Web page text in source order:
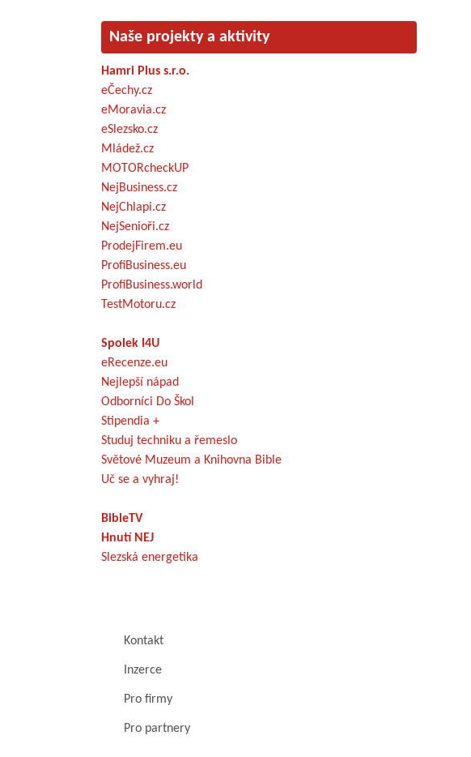
Naše projekty a aktivity
Hamri Plus s.r.o.
eČechy.cz
eMoravia.cz
eSlezsko.cz
Mládež.cz
MOTORcheckUP
NejBusiness.cz
NejChlapi.cz
NejSenioři.cz
ProdejFirem.eu
ProfiBusiness.eu
ProfiBusiness.world
TestMotoru.cz
Spolek I4U
eRecenze.eu
Nejlepší nápad
Odborníci Do Škol
Stipendia +
Studuj techniku a řemeslo
Světové Muzeum a Knihovna Bible
Uč se a vyhraj!
BibleTV
Hnutí NEJ
Slezská energetika
Kontakt
Inzerce
Pro firmy
Pro partnery